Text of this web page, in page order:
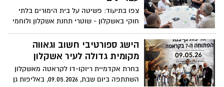
צפו בתיעוד: פשיטה על בית הימורים בלתי
חוקי באשקלון - שוטרי תחנת אשקלון ולוחמי
חטיבת סה"ר איתרו מקום ששימש להימורים,
תפסו כסף ועיכבו מספר מעורבים לחקירה
הישג ספורטיבי חשוב וגאווה
מקומית גדולה לעיר אשקלון
בחרת אקדמיית ריוקו-דו לקראטה מאשקלון
השתתפה ביום שבת, 09.05.2026, באליפות גן